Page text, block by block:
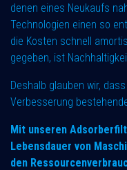
denen eines Neukaufs
Technologien einen so
die Kosten schnell
gegeben, ist
Deshalb glauben wir,
Verbesserung
Mit unseren
Lebensdauer von
den